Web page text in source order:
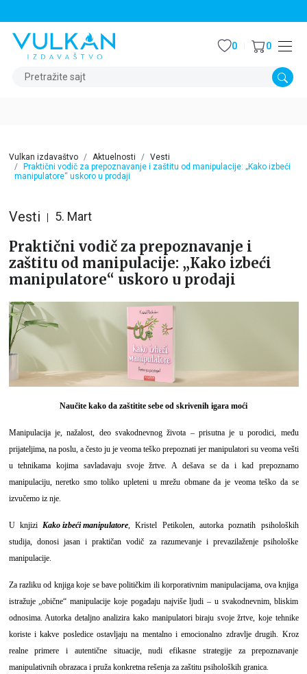
Pretražite sajt
0 0
Vulkan izdavaštvo Aktuelnosti
Vesti
Praktični vodič za prepoznavanje i zaštitu od manipulacije: „Kako izbeći
manipulatore“ uskoro u prodaji
Vesti 5. Mart
Praktični vodič za prepoznavanje i
zaštitu od manipulacije: „Kako izbeći
manipulatore“ uskoro u prodaji
Naučite kako da zaštitite sebe od skrivenih igara moći
Manipulacija je, nažalost, deo svakodnevnog života – prisutna je u porodici, među
prijateljima, na poslu, a često ju je veoma teško prepoznati jer manipulatori su veoma vešti
u tehnikama kojima savladavaju svoje žrtve. A dešava se da i kad prepoznamo
manipulaciju, neretko smo toliko upleteni u mrežu obmane da je veoma teško da se
izvučemo iz nje.
U knjiziKako izbeći manipulatore, Kristel Petikolen, autorka poznatih psiholoških
studija, donosi jasan i praktičan vodič za razumevanje i prevazilaženje psihološke
manipulacije.
Za razliku od knjiga koje se bave političkim ili korporativnim manipulacijama, ova knjiga
istražuje „obične“ manipulacije koje pogađaju najviše ljudi – u svakodnevnim, bliskim
odnosima. Autorka detaljno analizira kako manipulatori biraju svoje žrtve, koje tehnike
koriste i kakve posledice ostavljaju na mentalno i emocionalno zdravlje drugih. Kroz
realne primere i autentične situacije, nudi efikasne strategije za prepoznavanje
manipulativnih obrazaca i pruža konkretna rešenja za zaštitu psiholoških granica.